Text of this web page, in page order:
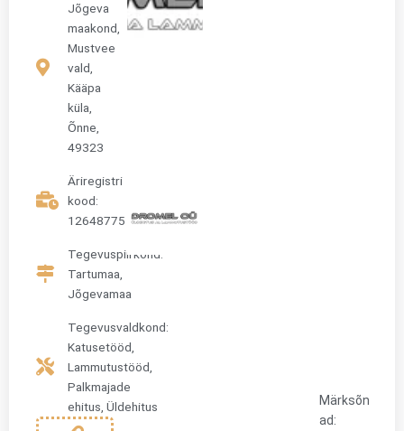
Jõgeva
maakond,
Mustvee
vald,
Kääpa
küla,
Õnne,
49323
Äriregistri
kood:
12648775
Tegevuspiirkond:
Tartumaa,
Jõgevamaa
Tegevusvaldkond:
Katusetööd
Lammutustööd
Palkmajade
ehitus Üldehitus
Märksõn
ad: